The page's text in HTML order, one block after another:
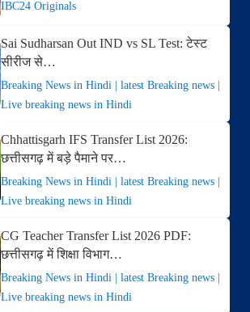
IBC24 Originals
Sai Sudharsan Out IND vs SL Test: टेस्ट
सीरीज से…
Breaking News in Hindi | latest Breaking news |
Live breaking news in Hindi
Chhattisgarh IFS Transfer List 2026:
छत्तीसगढ़ में बड़े पैमाने पर…
Breaking News in Hindi | latest Breaking news |
Live breaking news in Hindi
CG Teacher Transfer List 2026 PDF:
छत्तीसगढ़ में शिक्षा विभाग…
Breaking News in Hindi | latest Breaking news |
Live breaking news in Hindi